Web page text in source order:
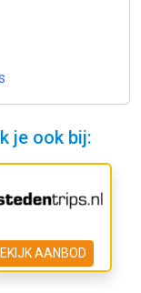
je ook bij:
AANBOD